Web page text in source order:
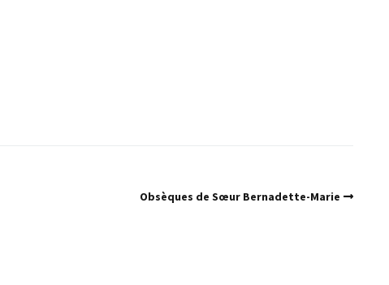
Obsèques de Sœur Bernadette-Marie